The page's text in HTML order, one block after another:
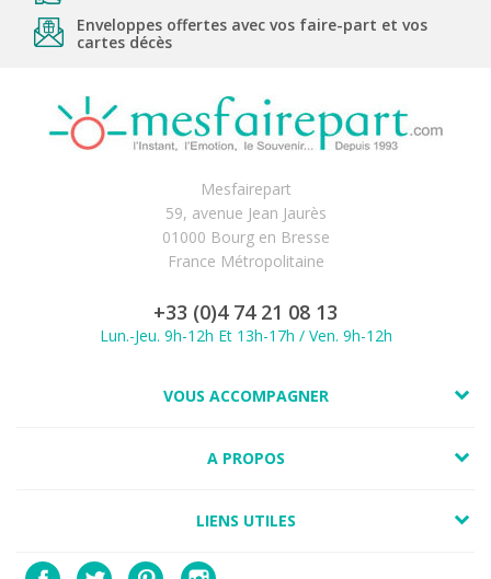
Enveloppes offertes avec vos faire-part et vos
cartes décès
Mesfairepart
59, avenue Jean Jaurès
01000 Bourg en Bresse
France Métropolitaine
+33 (0)4 74 21 08 13
Lun.-Jeu. 9h-12h Et 13h-17h / Ven. 9h-12h
VOUS ACCOMPAGNER
A PROPOS
LIENS UTILES